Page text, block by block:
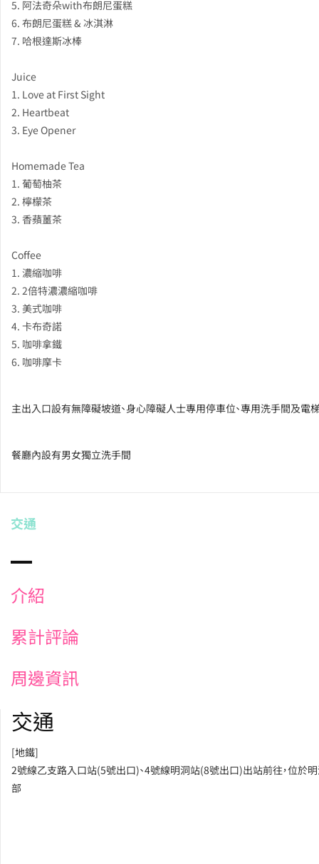
5. 阿法奇朵with布朗尼蛋糕
6. 布朗尼蛋糕 & 冰淇淋
7. 哈根達斯冰棒
Juice
1. Love at First Sight
2. Heartbeat
3. Eye Opener
Homemade Tea
1. 葡萄柚茶
2. 檸檬茶
3. 香蘋薑茶
Coffee
1. 濃縮咖啡
2. 2倍特濃濃縮咖啡
3. 美式咖啡
4. 卡布奇諾
5. 咖啡拿鐵
6. 咖啡摩卡
主出入口設有無障礙坡道、身心障礙人士專用停車位、專用洗手間及電
餐廳內設有男女獨立洗手間
交通
介紹
累計評論
周邊資訊
交通
[地鐵]
2號線乙支路入口站(5號出口)、4號線明洞站(8號出口)出站前往，位於
部